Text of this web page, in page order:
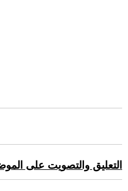
التعليق والتصويت على